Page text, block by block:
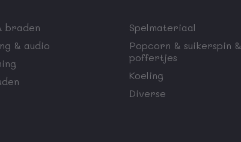
braden
& audio
Spelmateriaal
Popcorn & suikerspin &
poffertjes
Koeling
Diverse